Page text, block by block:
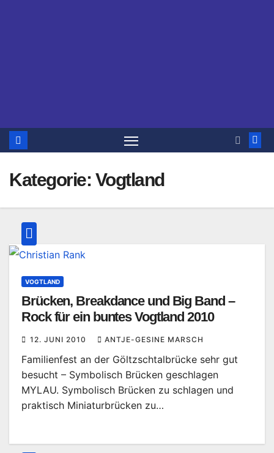
Kategorie: Vogtland
VOGTLAND
Brücken, Breakdance und Big Band –
Rock für ein buntes Vogtland 2010
12. JUNI 2010 ANTJE-GESINE MARSCH
Familienfest an der Göltzschtalbrücke sehr gut
besucht – Symbolisch Brücken geschlagen
MYLAU. Symbolisch Brücken zu schlagen und
praktisch Miniaturbrücken zu…